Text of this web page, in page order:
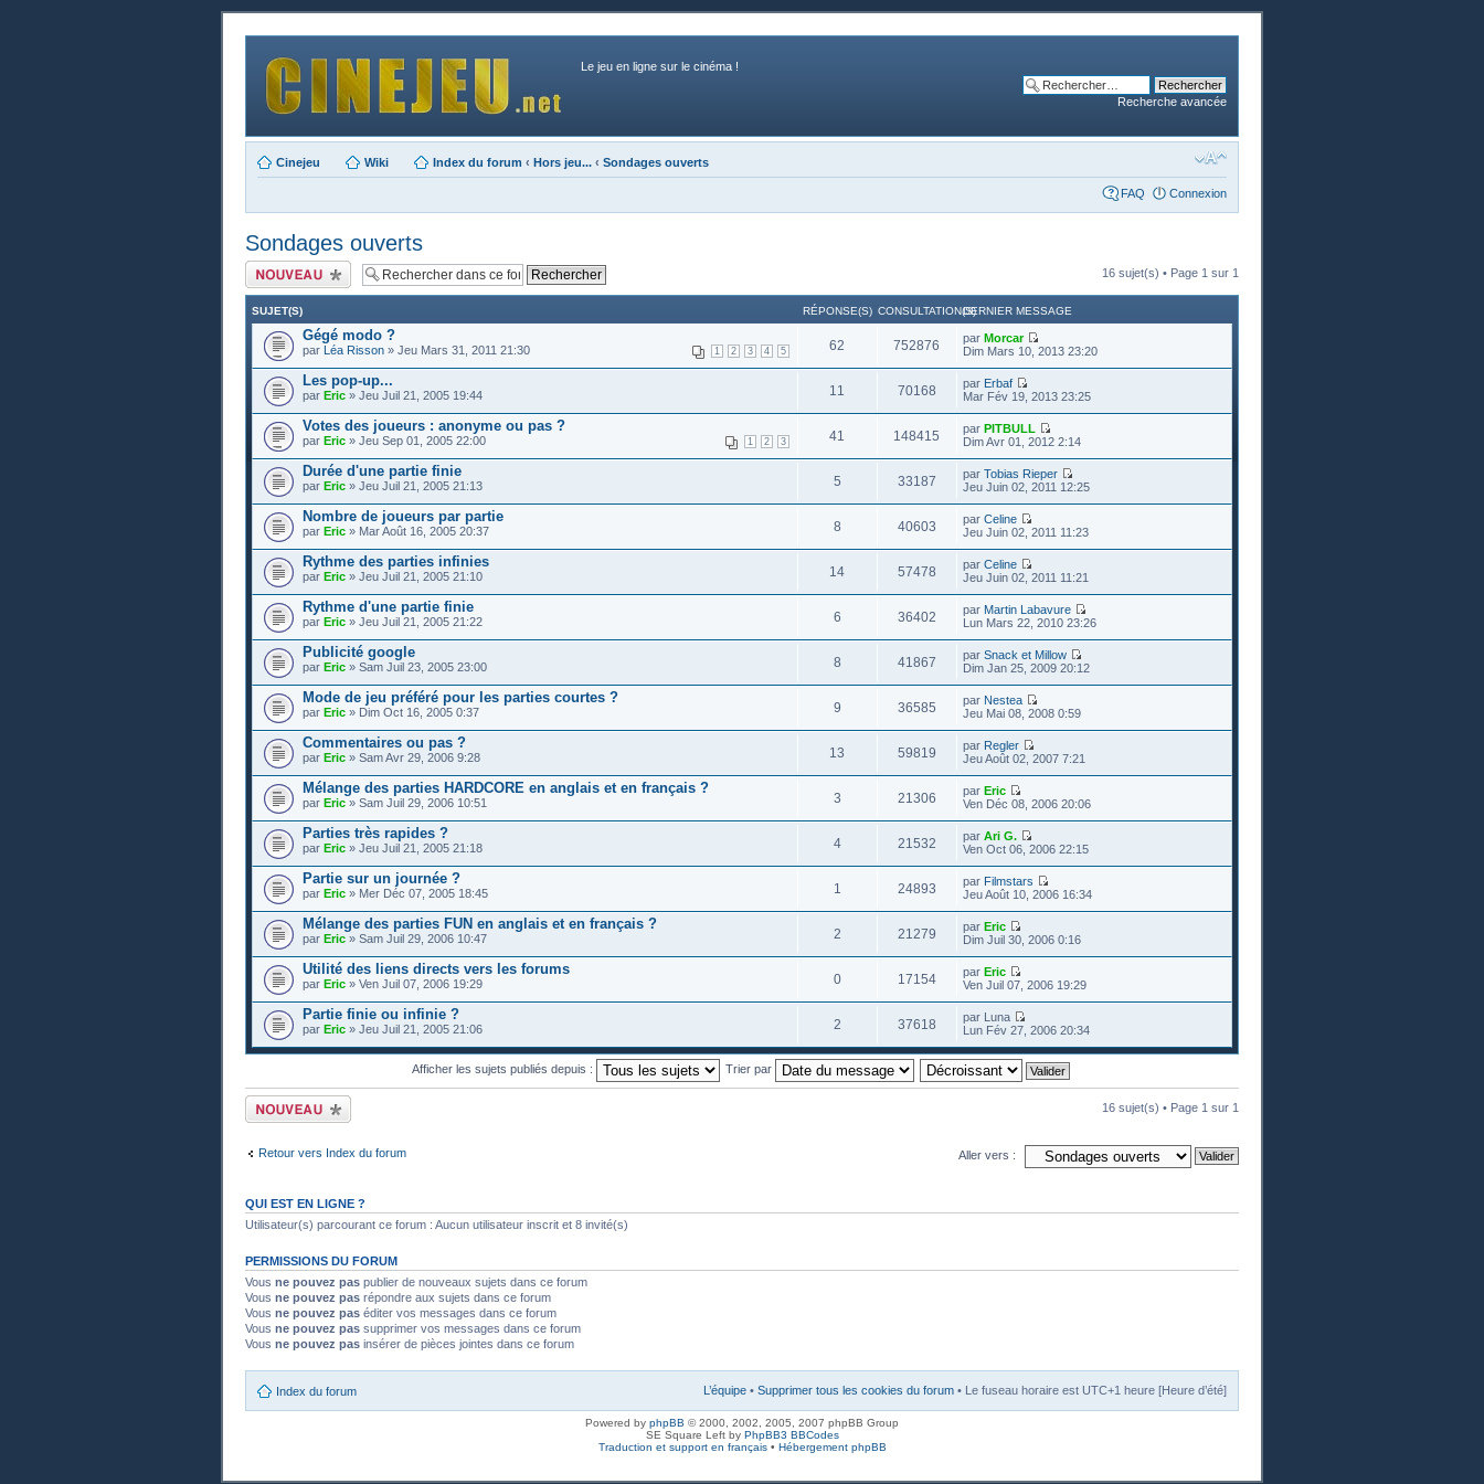
Le jeu en ligne sur le cinéma !
Recherche avancée
Cinejeu Wiki Index du forum ‹ Hors jeu... ‹ Sondages ouverts
FAQ Connexion
Sondages ouverts
Publier un nouveau
sujet
16 sujet(s) • Page 1 sur 1
SUJET(S) RÉPONSE(S) CONSULTATION(S)DERNIER MESSAGE
Gégé modo ?
1 2 3 4 5
par Léa Risson » Jeu Mars 31, 2011 21:30 62 752876 par Morcar
Dim Mars 10, 2013 23:20
Les pop-up...
par Eric » Jeu Juil 21, 2005 19:44 11 70168 par Erbaf
Mar Fév 19, 2013 23:25
Votes des joueurs : anonyme ou pas ?
1 2 3
par Eric » Jeu Sep 01, 2005 22:00 41 148415 par PITBULL
Dim Avr 01, 2012 2:14
Durée d'une partie finie
par Eric » Jeu Juil 21, 2005 21:13 5 33187 par Tobias Rieper
Jeu Juin 02, 2011 12:25
Nombre de joueurs par partie
par Eric » Mar Août 16, 2005 20:37 8 40603 par Celine
Jeu Juin 02, 2011 11:23
Rythme des parties infinies
par Eric » Jeu Juil 21, 2005 21:10 14 57478 par Celine
Jeu Juin 02, 2011 11:21
Rythme d'une partie finie
par Eric » Jeu Juil 21, 2005 21:22 6 36402 par Martin Labavure
Lun Mars 22, 2010 23:26
Publicité google
par Eric » Sam Juil 23, 2005 23:00 8 41867 par Snack et Millow
Dim Jan 25, 2009 20:12
Mode de jeu préféré pour les parties courtes ?
par Eric » Dim Oct 16, 2005 0:37 9 36585 par Nestea
Jeu Mai 08, 2008 0:59
Commentaires ou pas ?
par Eric » Sam Avr 29, 2006 9:28 13 59819 par Regler
Jeu Août 02, 2007 7:21
Mélange des parties HARDCORE en anglais et en français ?
par Eric » Sam Juil 29, 2006 10:51 3 21306 par Eric
Ven Déc 08, 2006 20:06
Parties très rapides ?
par Eric » Jeu Juil 21, 2005 21:18 4 21532 par Ari G.
Ven Oct 06, 2006 22:15
Partie sur un journée ?
par Eric » Mer Déc 07, 2005 18:45 1 24893 par Filmstars
Jeu Août 10, 2006 16:34
Mélange des parties FUN en anglais et en français ?
par Eric » Sam Juil 29, 2006 10:47 2 21279 par Eric
Dim Juil 30, 2006 0:16
Utilité des liens directs vers les forums
par Eric » Ven Juil 07, 2006 19:29 0 17154 par Eric
Ven Juil 07, 2006 19:29
Partie finie ou infinie ?
par Eric » Jeu Juil 21, 2005 21:06 2 37618
par Luna
Lun Fév 27, 2006 20:34
Afficher les sujets publiés depuis : Trier par
Publier un nouveau
sujet
16 sujet(s) • Page 1 sur 1
Retour vers Index du forum Aller vers :
QUI EST EN LIGNE ?
Utilisateur(s) parcourant ce forum : Aucun utilisateur inscrit et 8 invité(s)
PERMISSIONS DU FORUM
Vous ne pouvez pas publier de nouveaux sujets dans ce forum
Vous ne pouvez pas répondre aux sujets dans ce forum
Vous ne pouvez pas éditer vos messages dans ce forum
Vous ne pouvez pas supprimer vos messages dans ce forum
Vous ne pouvez pas insérer de pièces jointes dans ce forum
Index du forum L’équipe • Supprimer tous les cookies du forum • Le fuseau horaire est UTC+1 heure [Heure d’été]
Powered by phpBB © 2000, 2002, 2005, 2007 phpBB Group
SE Square Left by PhpBB3 BBCodes
Traduction et support en français• Hébergement phpBB